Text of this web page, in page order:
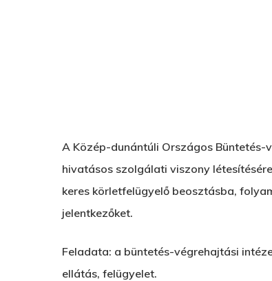
A Közép-dunántúli Országos
hivatásos szolgálati viszony
keres körletfelügyelő beosztásba,
jelentkezőket.
Feladata: a büntetés-végrehajtási
ellátás, felügyelet.